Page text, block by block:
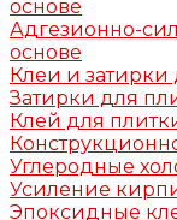
основе
Адгезионно-
основе
Клеи и
Затирки для
Клей для
Углеродные
Усиление
Эпоксидные